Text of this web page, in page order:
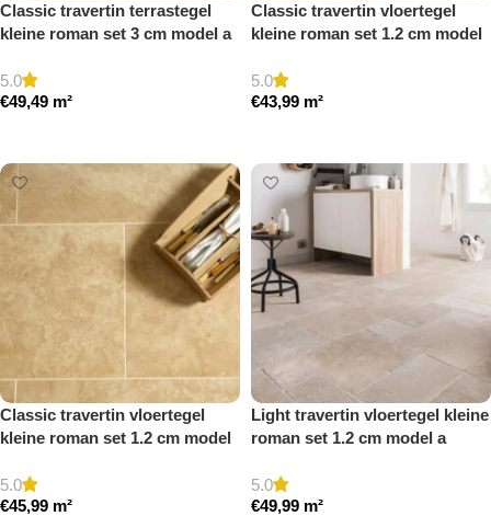
Classic travertin terrastegel
kleine roman set 3 cm model a
5.0
€49,49 m²
Classic travertin vloertegel
kleine roman set 1.2 cm model
5.0
€43,99 m²
Classic travertin vloertegel
kleine roman set 1.2 cm model
5.0
€45,99 m²
Light travertin vloertegel kleine
roman set 1.2 cm model a
5.0
€49,99 m²